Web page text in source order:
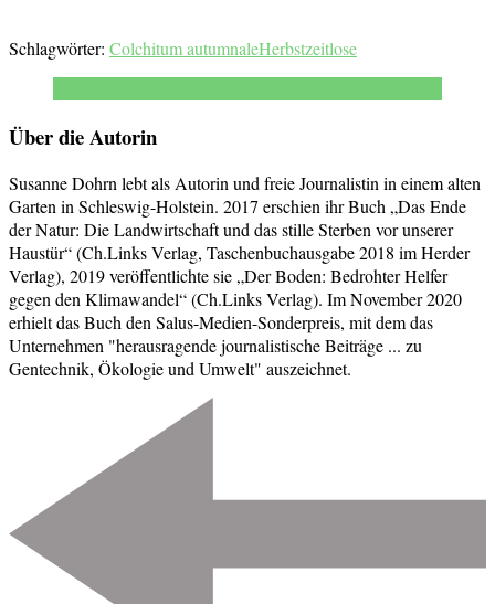
Schlagwörter: Colchitum autumnaleHerbstzeitlose
Über die Autorin
Susanne Dohrn lebt als Autorin und freie Journalistin in einem alten
Garten in Schleswig-Holstein. 2017 erschien ihr Buch „Das Ende
der Natur: Die Landwirtschaft und das stille Sterben vor unserer
Haustür“ (Ch.Links Verlag, Taschenbuchausgabe 2018 im Herder
Verlag), 2019 veröffentlichte sie „Der Boden: Bedrohter Helfer
gegen den Klimawandel“ (Ch.Links Verlag). Im November 2020
erhielt das Buch den Salus-Medien-Sonderpreis, mit dem das
Unternehmen "herausragende journalistische Beiträge ... zu
Gentechnik, Ökologie und Umwelt" auszeichnet.
Beitragsnavigation